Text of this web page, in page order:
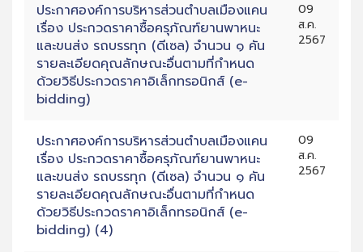
ประกาศองค์การบริหารส่วนตำบลเมืองแคน
เรื่อง ประกวดราคาซื้อครุภัณฑ์ยานพาหนะ
และขนส่ง รถบรรทุก (ดีเซล) จำนวน ๑ คัน
รายละเอียดคุณลักษณะอื่นตามที่กำหนด
ด้วยวิธีประกวดราคาอิเล็กทรอนิกส์ (e-
bidding)
09
ส.ค.
2567
ประกาศองค์การบริหารส่วนตำบลเมืองแคน
เรื่อง ประกวดราคาซื้อครุภัณฑ์ยานพาหนะ
และขนส่ง รถบรรทุก (ดีเซล) จำนวน ๑ คัน
รายละเอียดคุณลักษณะอื่นตามที่กำหนด
ด้วยวิธีประกวดราคาอิเล็กทรอนิกส์ (e-
bidding) (4)
09
ส.ค.
2567